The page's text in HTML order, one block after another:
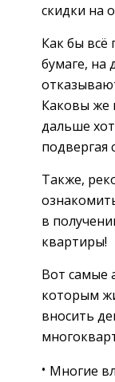
скидки на
Как бы всё
бумаге, на
Каковы же
дальше
подвергая
Также,
в
квартиры!
Вот самые
которым
вносить
Многие